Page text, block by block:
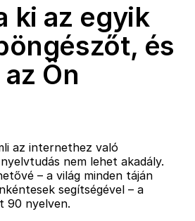
ki az egyik
és
Ön
az internethez való
nem lehet akadály.
– a világ minden táján
segítségével – a
90 nyelven.